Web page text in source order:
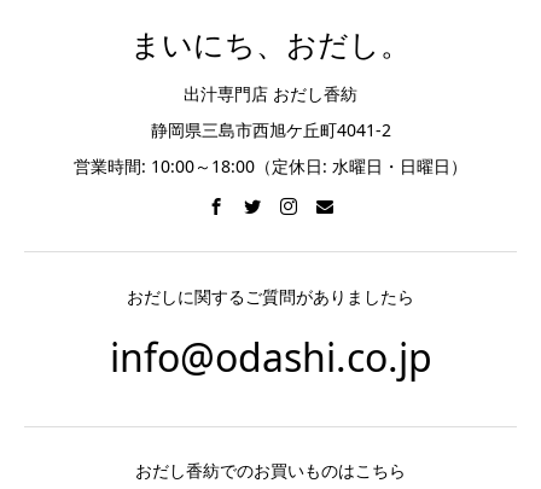
まいにち、おだし。
出汁専門店 おだし香紡
静岡県三島市西旭ケ丘町4041-2
営業時間: 10:00～18:00（定休日: 水曜日・日曜日）
おだしに関するご質問がありましたら
info@odashi.co.jp
おだし香紡でのお買いものはこちら